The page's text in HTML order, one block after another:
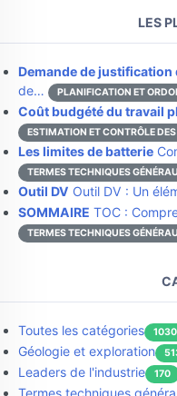
LES
Demande de justification
de…
PLANIFICATION ET
Coût budgété du travail
ESTIMATION ET CONTRÔLE
Les limites de batterie
TERMES TECHNIQUES
Outil DV Outil DV : Un
SOMMAIRE TOC :
TERMES TECHNIQUES
Toutes les catégories
Géologie et exploration
Leaders de l'industrie 170
Termes techniques